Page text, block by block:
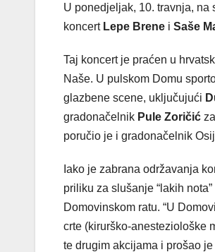
U ponedjeljak, 10. travnja,
koncert Lepe Brene i Saše
Taj koncert je praćen u
Naše. U pulskom Domu
glazbene scene, uključujući
gradonačelnik Pule Zoričić
poručio je i gradonačelnik
Iako je zabrana održavanja
priliku za slušanje “lakih
Domovinskom ratu. “U
crte (kirurško-anesteziološke
te drugim akcijama i prošao